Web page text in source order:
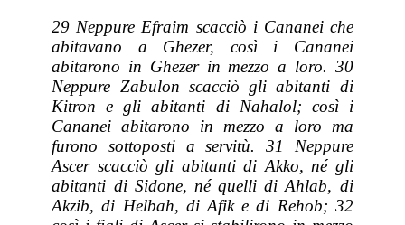
29 Neppure Efraim scacciò i Cananei che
abitavano a Ghezer, così i Cananei
abitarono in Ghezer in mezzo a loro. 30
Neppure Zabulon scacciò gli abitanti di
Kitron e gli abitanti di Nahalol; così i
Cananei abitarono in mezzo a loro ma
furono sottoposti a servitù. 31 Neppure
Ascer scacciò gli abitanti di Akko, né gli
abitanti di Sidone, né quelli di Ahlab, di
Akzib, di Helbah, di Afik e di Rehob; 32